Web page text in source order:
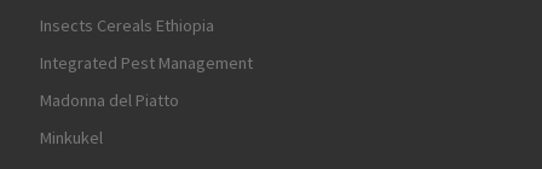
Insects Cereals Ethiopia
Integrated Pest Management
Madonna del Piatto
Minkukel